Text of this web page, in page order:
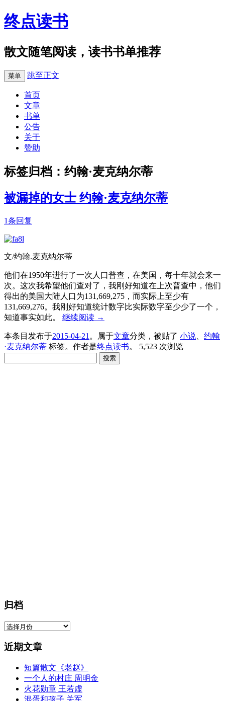
终点读书
散文随笔阅读，读书书单推荐
菜单 跳至正文
首页
文章
书单
公告
关于
赞助
标签归档： 约翰·麦克纳尔蒂
被漏掉的女士 约翰·麦克纳尔蒂
1条回复
文/约翰.麦克纳尔蒂
他们在1950年进行了一次人口普查，在美国，每十年就会来一
次。这次我希望他们查对了，我刚好知道在上次普查中，他们
得出的美国大陆人口为131,669,275，而实际上至少有
131,669,276。我刚好知道统计数字比实际数字至少少了一个，
知道事实如此。 继续阅读 →
本条目发布于2015-04-21 。属于文章分类，被贴了 小说
约翰
·麦克纳尔蒂 标签。 作者是终点读书。
5,523 次浏览
归档
归
近期文章
短篇散文《老赵》
一个人的村庄 周明金
火花勋章 王若虚